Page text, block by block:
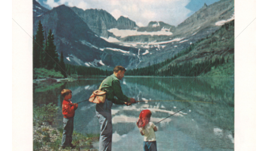
Marken
Konzerne
Epoche